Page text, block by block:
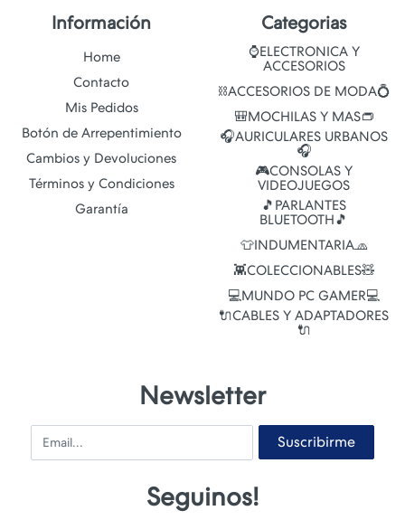
Información
Home
Contacto
Mis Pedidos
Botón de Arrepentimiento
Cambios y Devoluciones
Términos y Condiciones
Garantía
Categorias
⌚ELECTRONICA Y
ACCESORIOS
⛓️ACCESORIOS DE MODA💍
🎒MOCHILAS Y MAS👝
🎧AURICULARES URBANOS
🎧
🎮CONSOLAS Y
VIDEOJUEGOS
🎵PARLANTES
BLUETOOTH🎵
👕INDUMENTARIA🧢
👾COLECCIONABLES🧸
💻MUNDO PC GAMER💻
🔌CABLES Y ADAPTADORES
🔌
Newsletter
Email Suscribirme
Seguinos!